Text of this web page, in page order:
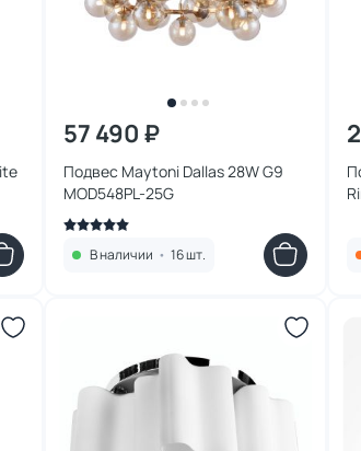
57 490 ₽
Подвес Maytoni Dallas 28W G9
MOD548PL-25G
В наличии • 16 шт.